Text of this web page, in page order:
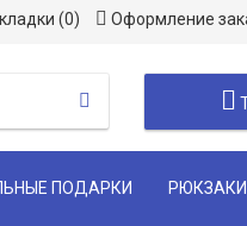
(0) Оформление
ПОДАРКИ РЮКЗАКИ